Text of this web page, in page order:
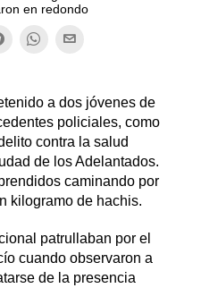
en redondo
a dos jóvenes de
policiales, como
contra la salud
de los Adelantados.
caminando por
kilogramo de hachis.
patrullaban por el
cuando observaron a
de la presencia